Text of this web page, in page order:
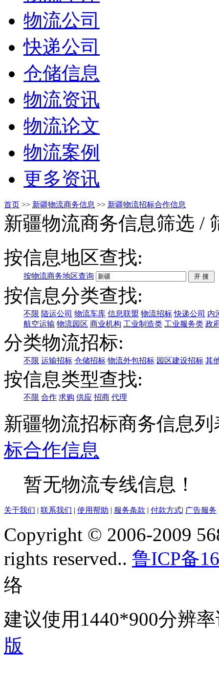
物流公司
快递公司
仓储信息
物流资讯
物流论文
物流案例
更多资讯
首页 >> 新疆物流商务信息 >> 新疆物流招标合作信息
新疆物流商务信息筛选 /
按信息地区查找:
按物流商务地区查询
按信息分类查找:
不限 陆运公司 物流车库 信息联盟 物流招标 快递公司 内
航空运输 物流园区 商业机构 工业制造类 工业服务类 政
分类物流招标:
不限 运输招标 仓储招标 物流外包招标 园区建设招标 其
按信息类型查找:
不限 合作 求购 供应 招商 代理
新疆物流招标商务信息列
标合作信息
暂无物流专线信息！
关于我们 | 联系我们 | 使用帮助 | 服务条款 | 付款方式| 广告服务
Copyright © 2006-2009
rights reserved.. 鲁ICP备
络
建议使用1440*900分辨
版